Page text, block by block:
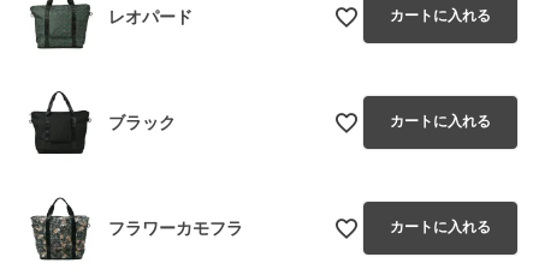
レオパード カートに入れる
ブラック カートに入れる
フラワーカモフラ カートに入れる